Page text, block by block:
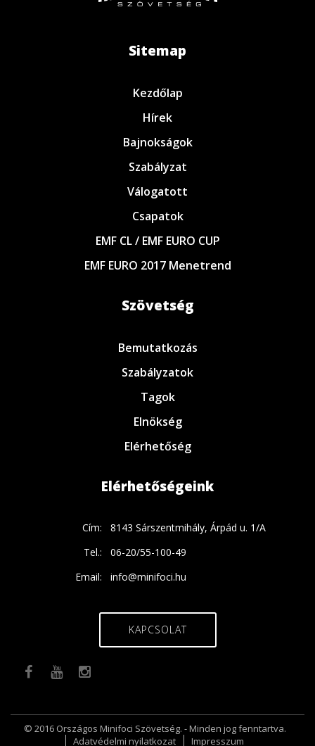
Sitemap
Kezdőlap
Hírek
Bajnokságok
Szabályzat
Válogatott
Csapatok
EMF CL / EMF EURO CUP
EMF EURO 2017 Menetrend
Szövetség
Bemutatkozás
Szabályzatok
Tagok
Elnökség
Elérhetőség
Elérhetőségeink
Cím:
8143 Sárszentmihály, Árpád u. 1/A
Tel.:
06-20/55-100-49
Email:
info@minifoci.hu
KAPCSOLAT
© 2016 Országos Minifoci Szövetség. - Minden jog fenntartva.
Adatvédelmi nyilatkozat
Impresszum